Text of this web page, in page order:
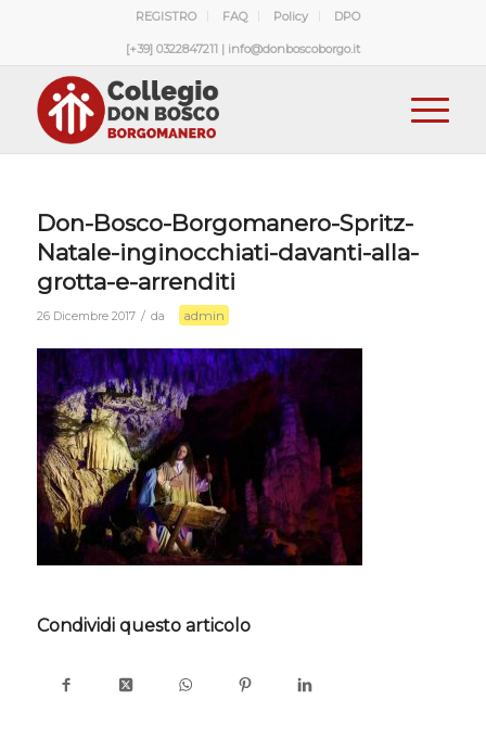
REGISTRO FAQ Policy DPO
[+39] 0322847211 | info@donboscoborgo.it
Don-Bosco-Borgomanero-Spritz-
Natale-inginocchiati-davanti-alla-
grotta-e-arrenditi
26 Dicembre 2017 / da admin
Condividi questo articolo